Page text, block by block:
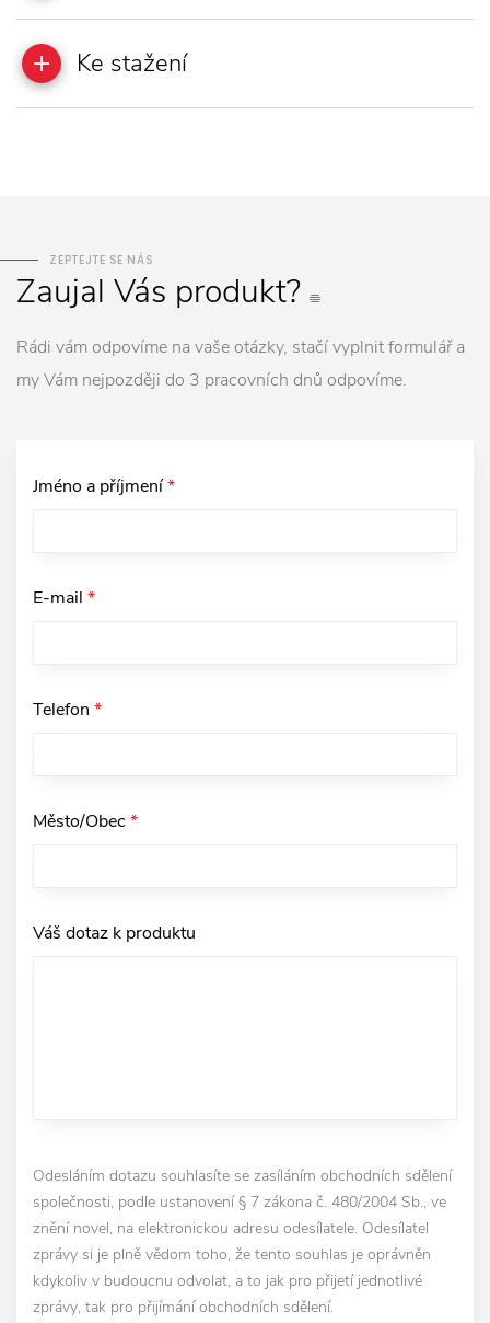
Ke stažení
ZEPTEJTE SE NÁS
Zaujal Vás produkt?
Rádi vám odpovíme na vaše otázky, stačí vyplnit formulář a
my Vám nejpozději do 3 pracovních dnů odpovíme.
Jméno a příjmení*
E-mail *
Telefon *
Město/Obec*
Váš dotaz k produktu
Odesláním dotazu souhlasíte se zasíláním obchodních sdělení
společnosti, podle ustanovení § 7 zákona č. 480/2004 Sb., ve
znění novel, na elektronickou adresu odesílatele. Odesílatel
zprávy si je plně vědom toho, že tento souhlas je oprávněn
kdykoliv v budoucnu odvolat, a to jak pro přijetí jednotlivé
zprávy, tak pro přijímání obchodních sdělení.